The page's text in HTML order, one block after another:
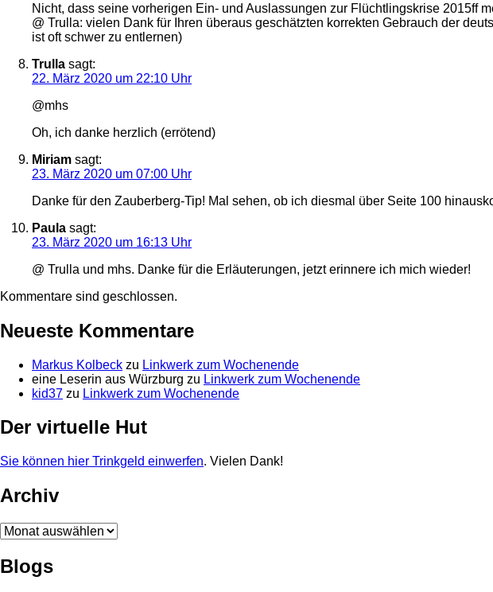
Nicht, dass seine vorherigen Ein- und Auslassungen zur Flüchtlingskrise 2015ff
@ Trulla: vielen Dank für Ihren überaus geschätzten korrekten Gebrauch der
ist oft schwer zu entlernen)
Trulla sagt:
22. März 2020 um 22:10 Uhr
@mhs
Oh, ich danke herzlich (errötend)
Miriam sagt:
23. März 2020 um 07:00 Uhr
Danke für den Zauberberg-Tip! Mal sehen, ob ich diesmal über Seite 100
Paula sagt:
23. März 2020 um 16:13 Uhr
@ Trulla und mhs. Danke für die Erläuterungen, jetzt erinnere ich mich wieder!
Kommentare sind geschlossen.
Neueste Kommentare
Markus Kolbeck zu Linkwerk zum Wochenende
eine Leserin aus Würzburg zu Linkwerk zum Wochenende
kid37 zu Linkwerk zum Wochenende
Der virtuelle Hut
Sie können hier Trinkgeld einwerfen. Vielen Dank!
Archiv
Archiv
Blogs